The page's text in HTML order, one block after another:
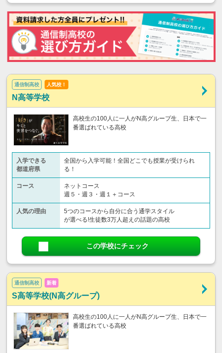
通信制高校 人気校！
N高等学校
高校生の100人に一人がN高グループ生、日本で一
番選ばれている高校
入学できる
都道府県
全国から入学可能！全国どこでも授業が受けられ
る！
コース
ネットコース
週５・週３・週１＋コース
人気の理由
5つのコースから自分に合う通学スタイル
が選べる!生徒数3万人超えの話題の高校
この学校にチェック
通信制高校 新着
S高等学校(N高グループ)
高校生の100人に一人がN高グループ生、日本で一
番選ばれている高校